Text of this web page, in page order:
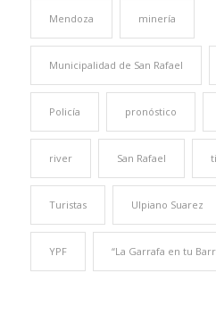
Mendoza minería
Municipalidad de San Rafael
Policía pronóstico
river San Rafael
Turistas Ulpiano Suarez
YPF “La Garrafa en tu